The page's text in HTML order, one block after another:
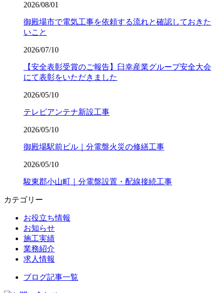
2026/08/01
御殿場市で電気工事を依頼する流れと確認しておきた
いこと
2026/07/10
【安全表彰受賞のご報告】臼幸産業グループ安全大会
にて表彰をいただきました
2026/05/10
テレビアンテナ新設工事
2026/05/10
御殿場駅前ビル｜分電盤火災の修繕工事
2026/05/10
駿東郡小山町｜分電盤設置・配線接続工事
カテゴリー
お役立ち情報
お知らせ
施工実績
業務紹介
求人情報
ブログ記事一覧